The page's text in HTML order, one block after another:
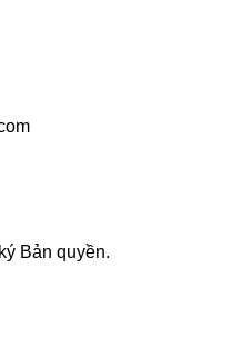
Bản quyền.